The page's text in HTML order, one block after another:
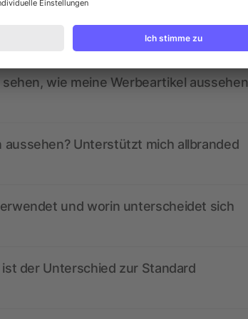
wie meine Werbeartikel aussehen
Unterstützt mich allbranded
und worin unterscheidet sich
der Unterschied zur Standard